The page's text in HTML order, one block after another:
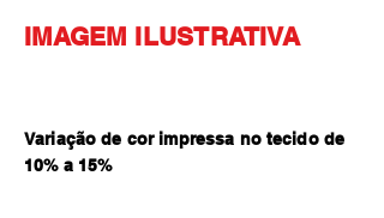
IMAGEM ILUSTRATIVA
Variação de cor impressa no tecido de
10% a 15%